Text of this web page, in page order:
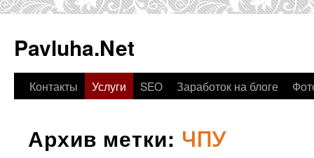
Pavluha.Net
Контакты Услуги SEO Заработок на блоге
Архив метки: ЧПУ